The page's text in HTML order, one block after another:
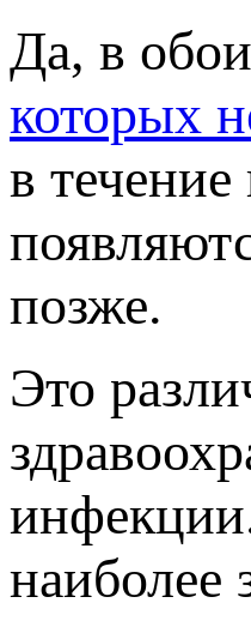
Да, в
которых
в
позже.
Это
наиболее